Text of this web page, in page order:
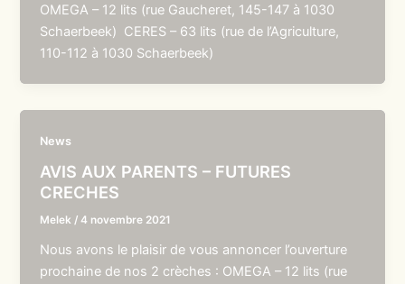
OMEGA – 12 lits (rue Gaucheret, 145-147 à 1030
Schaerbeek) CERES – 63 lits (rue de l’Agriculture,
110-112 à 1030 Schaerbeek)
News
AVIS AUX PARENTS – FUTURES
CRECHES
Melek /4 novembre 2021
Nous avons le plaisir de vous annoncer l’ouverture
prochaine de nos 2 crèches : OMEGA – 12 lits (rue